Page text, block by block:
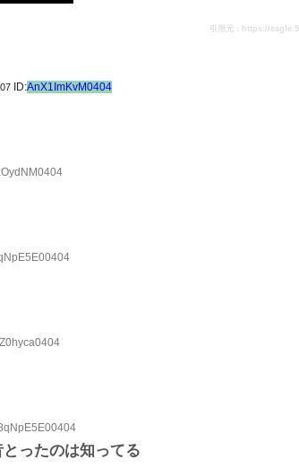
引用元：https://
ID:AnX1ImKvM0404
ったのは知ってる